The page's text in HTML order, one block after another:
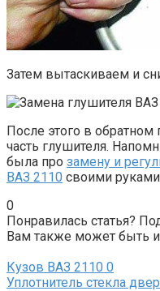
Затем вытаскиваем и
После этого в
часть глушителя.
была про замену и
ВАЗ 2110 своими
0
Понравилась статья?
Вам также может быть
Кузов ВАЗ 2110 0
Уплотнитель стекла